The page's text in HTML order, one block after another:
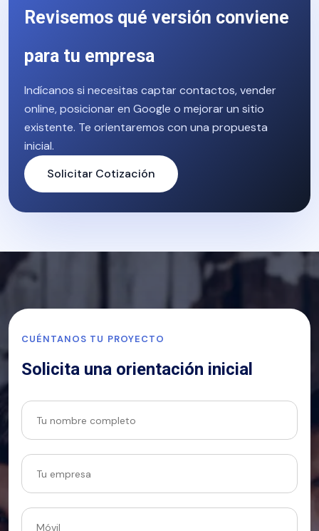
Revisemos qué versión conviene
para tu empresa
Indícanos si necesitas captar contactos, vender
online, posicionar en Google o mejorar un sitio
existente. Te orientaremos con una propuesta
inicial.
Solicitar Cotización
CUÉNTANOS TU PROYECTO
Solicita una orientación inicial